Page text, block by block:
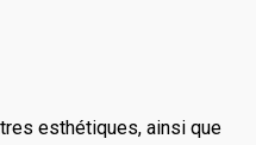
esthétiques, ainsi que